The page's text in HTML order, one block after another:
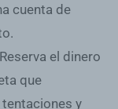
cuenta de
el dinero
que
y